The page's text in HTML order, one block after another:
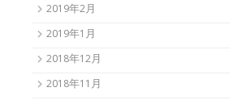
2019年2月
2019年1月
2018年12月
2018年11月